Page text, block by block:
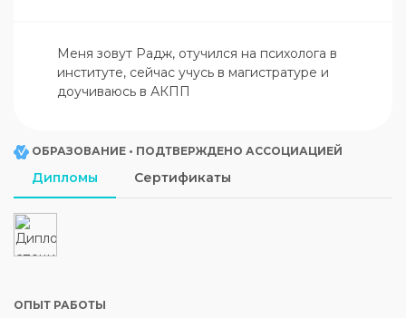
Меня зовут Радж, отучился на психолога в
институте, сейчас учусь в магистратуре и
доучиваюсь в АКПП
ОБРАЗОВАНИЕ • ПОДТВЕРЖДЕНО АССОЦИАЦИЕЙ
Дипломы Сертификаты
ОПЫТ РАБОТЫ